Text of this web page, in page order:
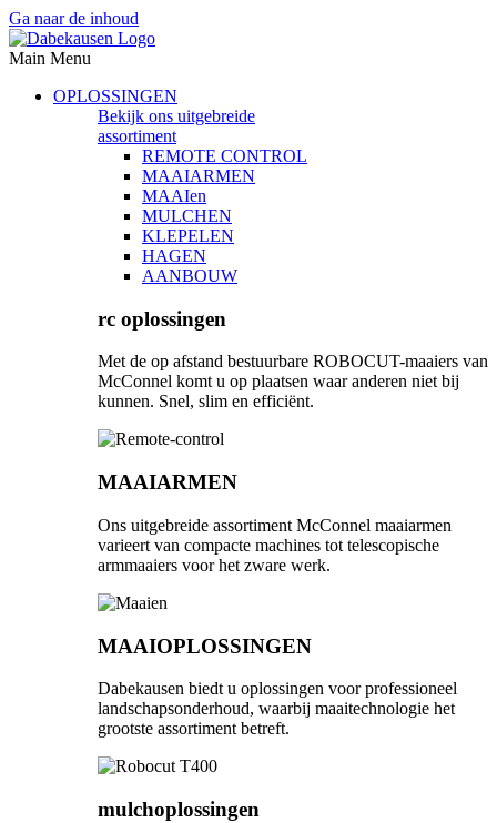
Ga naar de inhoud
Main Menu
OPLOSSINGEN
Bekijk ons uitgebreide
assortiment
REMOTE CONTROL
MAAIARMEN
MAAIen
MULCHEN
KLEPELEN
HAGEN
AANBOUW
rc oplossingen
Met de op afstand bestuurbare ROBOCUT-maaiers van
McConnel komt u op plaatsen waar anderen niet bij
kunnen. Snel, slim en efficiënt.
MAAIARMEN
Ons uitgebreide assortiment McConnel maaiarmen
varieert van compacte machines tot telescopische
armmaaiers voor het zware werk.
MAAIOPLOSSINGEN
Dabekausen biedt u oplossingen voor professioneel
landschapsonderhoud, waarbij maaitechnologie het
grootste assortiment betreft.
mulchoplossingen